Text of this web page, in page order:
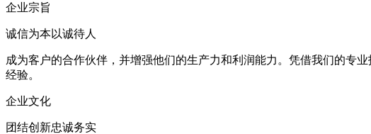
企业宗旨
诚信为本以诚待人
成为客户的合作伙伴，并增强他们的生产力和利润能力。凭借我们的专
经验。
企业文化
团结创新忠诚务实